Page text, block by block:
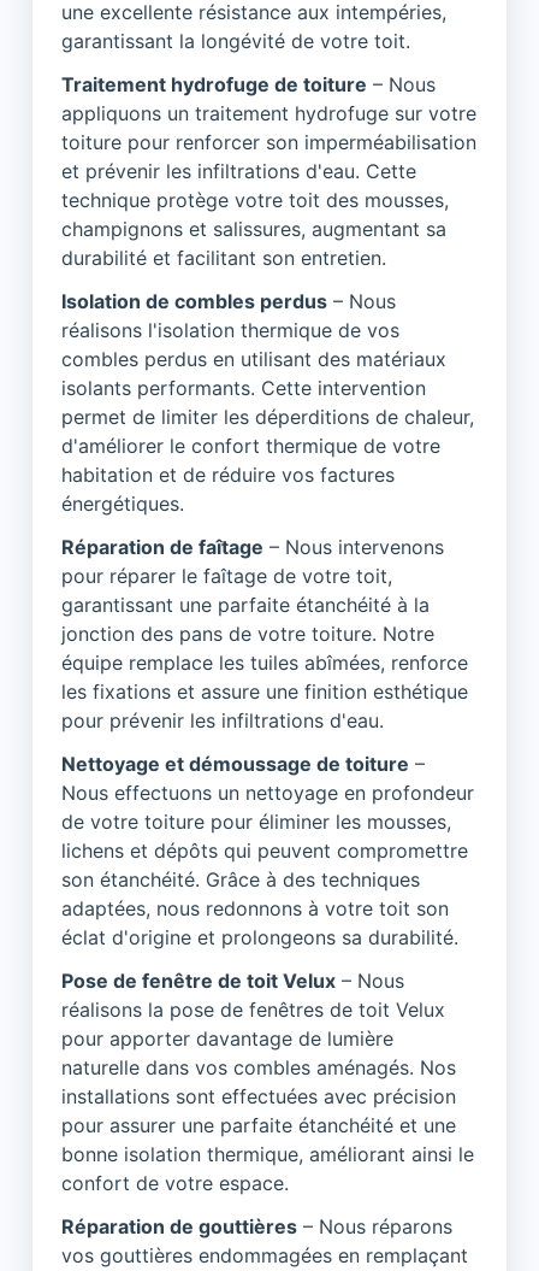
une excellente résistance aux intempéries,
garantissant la longévité de votre toit.
Traitement hydrofuge de toiture – Nous
appliquons un traitement hydrofuge sur votre
toiture pour renforcer son imperméabilisation
et prévenir les infiltrations d'eau. Cette
technique protège votre toit des mousses,
champignons et salissures, augmentant sa
durabilité et facilitant son entretien.
Isolation de combles perdus – Nous
réalisons l'isolation thermique de vos
combles perdus en utilisant des matériaux
isolants performants. Cette intervention
permet de limiter les déperditions de chaleur,
d'améliorer le confort thermique de votre
habitation et de réduire vos factures
énergétiques.
Réparation de faîtage – Nous intervenons
pour réparer le faîtage de votre toit,
garantissant une parfaite étanchéité à la
jonction des pans de votre toiture. Notre
équipe remplace les tuiles abîmées, renforce
les fixations et assure une finition esthétique
pour prévenir les infiltrations d'eau.
Nettoyage et démoussage de toiture –
Nous effectuons un nettoyage en profondeur
de votre toiture pour éliminer les mousses,
lichens et dépôts qui peuvent compromettre
son étanchéité. Grâce à des techniques
adaptées, nous redonnons à votre toit son
éclat d'origine et prolongeons sa durabilité.
Pose de fenêtre de toit Velux – Nous
réalisons la pose de fenêtres de toit Velux
pour apporter davantage de lumière
naturelle dans vos combles aménagés. Nos
installations sont effectuées avec précision
pour assurer une parfaite étanchéité et une
bonne isolation thermique, améliorant ainsi le
confort de votre espace.
Réparation de gouttières – Nous réparons
vos gouttières endommagées en remplaçant